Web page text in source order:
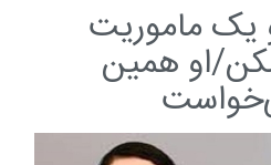
ماموریت
او همین